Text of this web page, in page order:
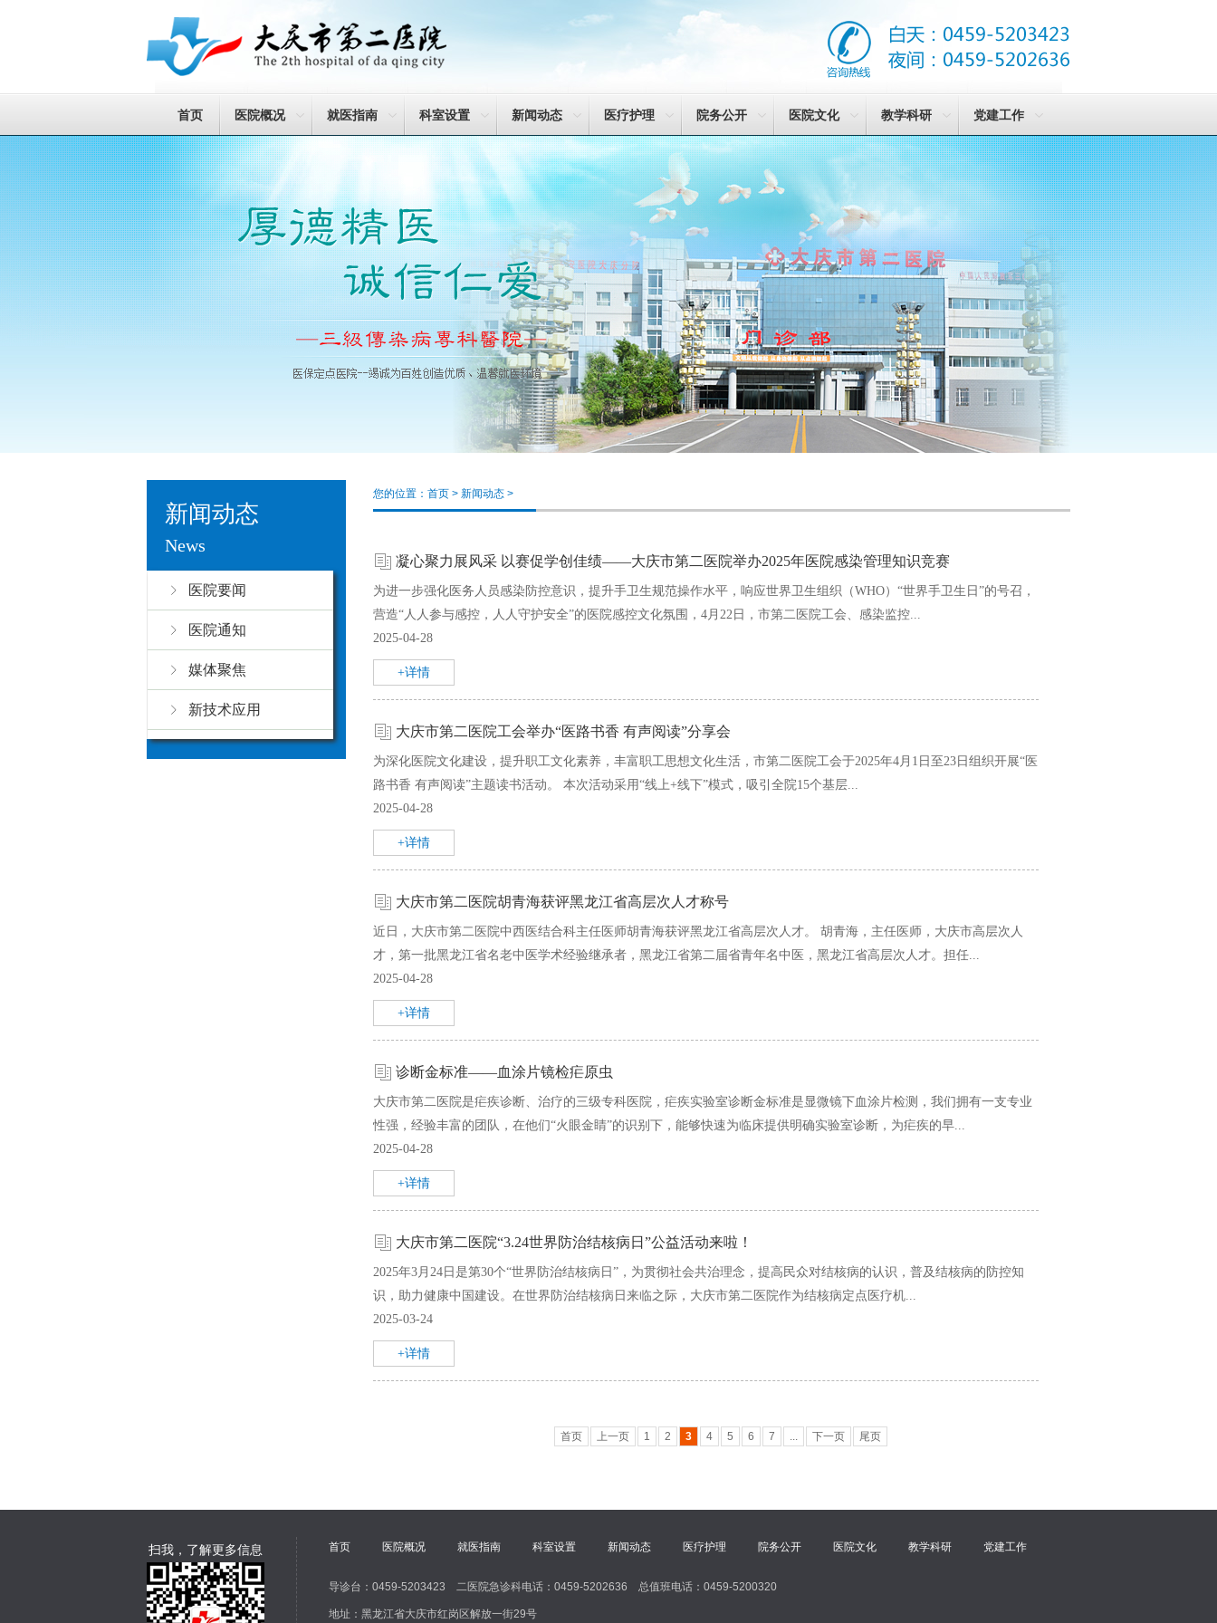
首页 医院概况 就医指南 科室设置 新闻动态 医疗护理 院务公开 医院文化 教学科研 党建工作
新闻动态
News
医院要闻
医院通知
媒体聚焦
新技术应用
您的位置： 首页 > 新闻动态 >
凝心聚力展风采 以赛促学创佳绩——大庆市第二医院举办2025年医院感染管理知识竞赛
为进一步强化医务人员感染防控意识，提升手卫生规范操作水平，响应世界卫生组织（WHO）“世界手卫生日”的号召，
营造“人人参与感控，人人守护安全”的医院感控文化氛围，4月22日，市第二医院工会、感染监控...
2025-04-28
+详情
大庆市第二医院工会举办“医路书香 有声阅读”分享会
为深化医院文化建设，提升职工文化素养，丰富职工思想文化生活，市第二医院工会于2025年4月1日至23日组织开展“医
路书香 有声阅读”主题读书活动。 本次活动采用“线上+线下”模式，吸引全院15个基层...
2025-04-28
+详情
大庆市第二医院胡青海获评黑龙江省高层次人才称号
近日，大庆市第二医院中西医结合科主任医师胡青海获评黑龙江省高层次人才。 胡青海，主任医师，大庆市高层次人
才，第一批黑龙江省名老中医学术经验继承者，黑龙江省第二届省青年名中医，黑龙江省高层次人才。担任...
2025-04-28
+详情
诊断金标准——血涂片镜检疟原虫
大庆市第二医院是疟疾诊断、治疗的三级专科医院，疟疾实验室诊断金标准是显微镜下血涂片检测，我们拥有一支专业
性强，经验丰富的团队，在他们“火眼金睛”的识别下，能够快速为临床提供明确实验室诊断，为疟疾的早...
2025-04-28
+详情
大庆市第二医院“3.24世界防治结核病日”公益活动来啦！
2025年3月24日是第30个“世界防治结核病日”，为贯彻社会共治理念，提高民众对结核病的认识，普及结核病的防控知
识，助力健康中国建设。在世界防治结核病日来临之际，大庆市第二医院作为结核病定点医疗机...
2025-03-24
+详情
首页 上一页 1 2 3 4 5 6 7 ... 下一页 尾页
扫我，了解更多信息 首页 医院概况 就医指南 科室设置 新闻动态 医疗护理 院务公开 医院文化 教学科研 党建工作
导诊台：0459-5203423 二医院急诊科电话：0459-5202636 总值班电话：0459-5200320
地址：黑龙江省大庆市红岗区解放一街29号